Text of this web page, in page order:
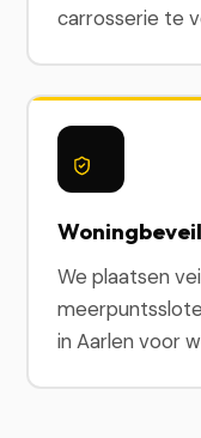
carrosserie te
We plaatsen
in Aarlen voor